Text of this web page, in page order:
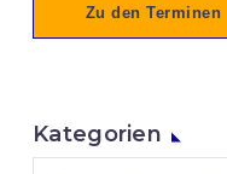
Zu den Terminen
Kategorien